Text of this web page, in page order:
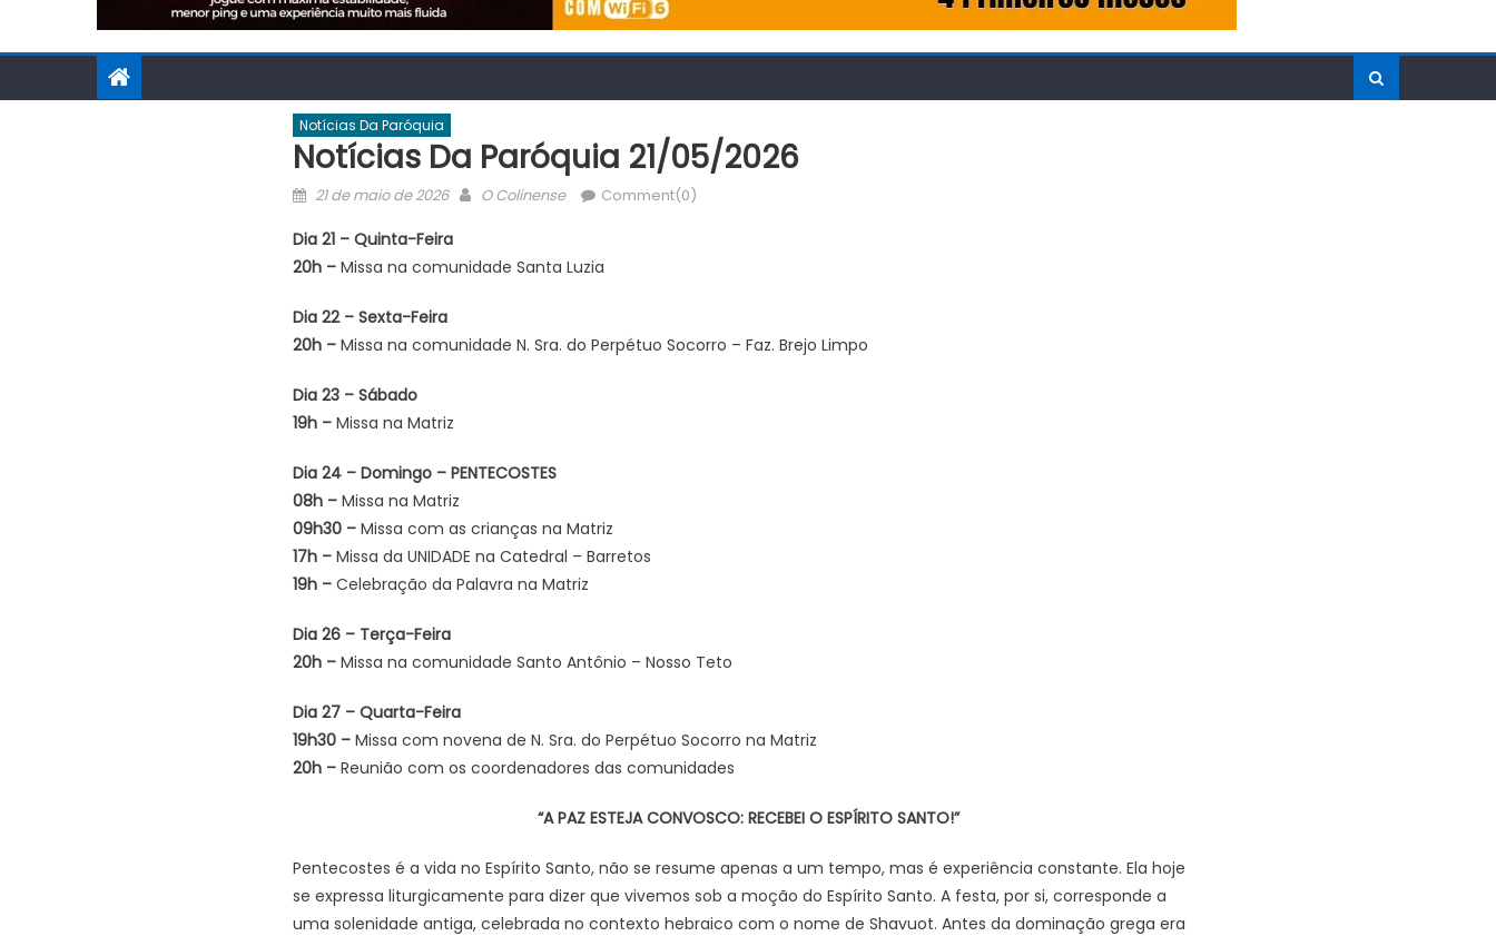
Notícias Da Paróquia
Notícias Da Paróquia 21/05/2026
Posted
21 de maio de 2026 Author
O Colinense Comment(0)
Dia 21 – Quinta-Feira
20h –Missa na comunidade Santa Luzia
Dia 22 – Sexta-Feira
20h – Missa na comunidade N. Sra. do Perpétuo Socorro – Faz. Brejo Limpo
Dia 23 – Sábado
19h – Missa na Matriz
Dia 24 – Domingo – PENTECOSTES
08h – Missa na Matriz
09h30 – Missa com as crianças na Matriz
17h –Missa da UNIDADE na Catedral – Barretos
19h – Celebração da Palavra na Matriz
Dia 26 – Terça-Feira
20h – Missa na comunidade Santo Antônio – Nosso Teto
Dia 27 – Quarta-Feira
19h30 – Missa com novena de N. Sra. do Perpétuo Socorro na Matriz
20h – Reunião com os coordenadores das comunidades
“A PAZ ESTEJA CONVOSCO: RECEBEI O ESPÍRITO SANTO!”
Pentecostes é a vida no Espírito Santo, não se resume apenas a um tempo, mas é experiência constante. Ela hoje
se expressa liturgicamente para dizer que vivemos sob a moção do Espírito Santo. A festa, por si, corresponde a
uma solenidade antiga, celebrada no contexto hebraico com o nome de Shavuot. Antes da dominação grega era